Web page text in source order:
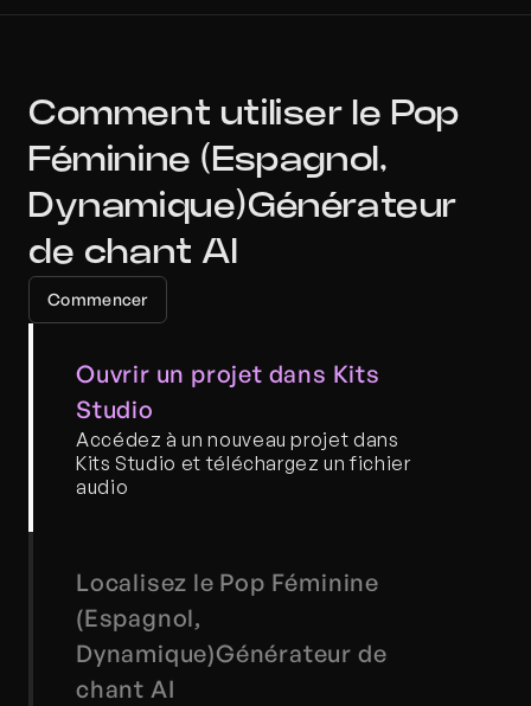
Comment utiliser le Pop
Féminine (Espagnol,
Dynamique)Générateur
de chant AI
Commencer
Ouvrir un projet dans Kits
Studio
Accédez à un nouveau projet dans
Kits Studio et téléchargez un fichier
audio
Localisez le Pop Féminine
(Espagnol,
Dynamique)Générateur de
chant AI